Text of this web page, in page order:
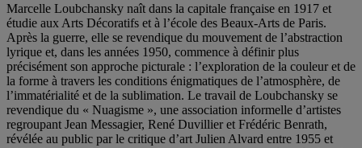
Marcelle Loubchansky naît dans la capitale française en 1917 et
étudie aux Arts Décoratifs et à l’école des Beaux-Arts de Paris.
Après la guerre, elle se revendique du mouvement de l’abstraction
lyrique et, dans les années 1950, commence à définir plus
précisément son approche picturale : l’exploration de la couleur et de
la forme à travers les conditions énigmatiques de l’atmosphère, de
l’immatérialité et de la sublimation. Le travail de Loubchansky se
revendique du « Nuagisme », une association informelle d’artistes
regroupant Jean Messagier, René Duvillier et Frédéric Benrath,
révélée au public par le critique d’art Julien Alvard entre 1955 et